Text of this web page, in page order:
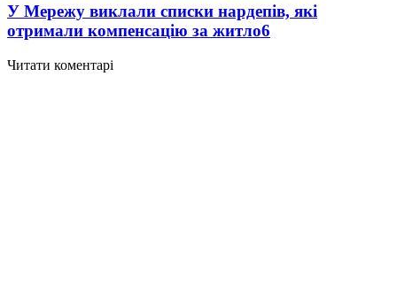
У Мережу виклали списки нардепів, які
отримали компенсацію за житло6
Читати коментарі